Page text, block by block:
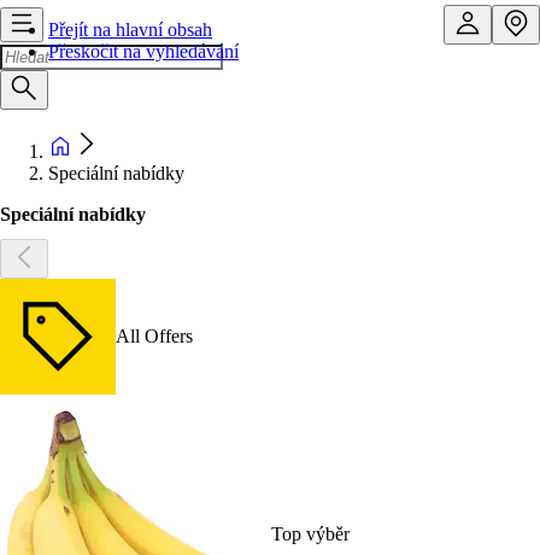
Přejít na hlavní obsah
Přeskočit na vyhledávání
Speciální nabídky
Speciální nabídky
All Offers
Top výběr